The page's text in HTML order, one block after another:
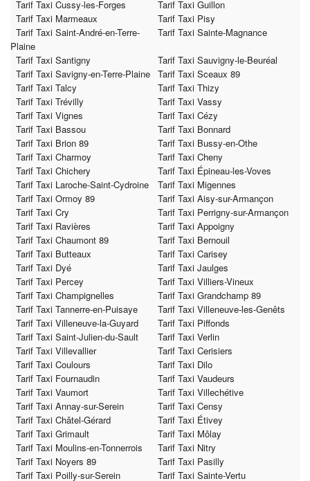
Tarif Taxi Cussy-les-Forges
Tarif Taxi Guillon
Tarif Taxi Marmeaux
Tarif Taxi Pisy
Tarif Taxi Saint-André-en-Terre-
Plaine
Tarif Taxi Sainte-Magnance
Tarif Taxi Santigny
Tarif Taxi Sauvigny-le-Beuréal
Tarif Taxi Savigny-en-Terre-Plaine Tarif Taxi Sceaux 89
Tarif Taxi Talcy
Tarif Taxi Thizy
Tarif Taxi Trévilly
Tarif Taxi Vassy
Tarif Taxi Vignes
Tarif Taxi Cézy
Tarif Taxi Bassou
Tarif Taxi Bonnard
Tarif Taxi Brion 89
Tarif Taxi Bussy-en-Othe
Tarif Taxi Charmoy
Tarif Taxi Cheny
Tarif Taxi Chichery
Tarif Taxi Épineau-les-Voves
Tarif Taxi Laroche-Saint-Cydroine
Tarif Taxi Migennes
Tarif Taxi Ormoy 89
Tarif Taxi Aisy-sur-Armançon
Tarif Taxi Cry
Tarif Taxi Perrigny-sur-Armançon
Tarif Taxi Ravières
Tarif Taxi Appoigny
Tarif Taxi Chaumont 89
Tarif Taxi Bernouil
Tarif Taxi Butteaux
Tarif Taxi Carisey
Tarif Taxi Dyé
Tarif Taxi Jaulges
Tarif Taxi Percey
Tarif Taxi Villiers-Vineux
Tarif Taxi Champignelles
Tarif Taxi Grandchamp 89
Tarif Taxi Tannerre-en-Puisaye
Tarif Taxi Villeneuve-les-Genêts
Tarif Taxi Villeneuve-la-Guyard
Tarif Taxi Piffonds
Tarif Taxi Saint-Julien-du-Sault
Tarif Taxi Verlin
Tarif Taxi Villevallier
Tarif Taxi Cerisiers
Tarif Taxi Coulours
Tarif Taxi Dilo
Tarif Taxi Fournaudin
Tarif Taxi Vaudeurs
Tarif Taxi Vaumort
Tarif Taxi Villechétive
Tarif Taxi Annay-sur-Serein
Tarif Taxi Censy
Tarif Taxi Châtel-Gérard
Tarif Taxi Étivey
Tarif Taxi Grimault
Tarif Taxi Môlay
Tarif Taxi Moulins-en-Tonnerrois
Tarif Taxi Nitry
Tarif Taxi Noyers 89
Tarif Taxi Pasilly
Tarif Taxi Poilly-sur-Serein
Tarif Taxi Sainte-Vertu